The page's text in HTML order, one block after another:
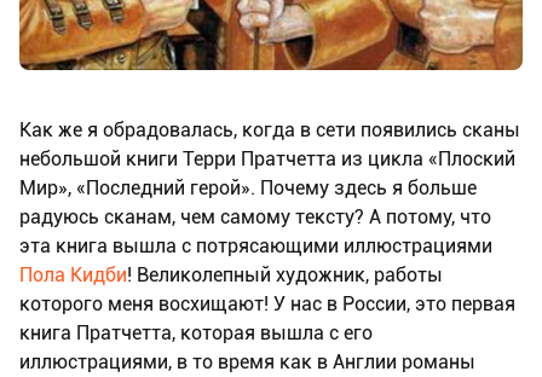
Как же я обрадовалась, когда в сети появились сканы
небольшой книги Терри Пратчетта из цикла «Плоский
Мир», «Последний герой». Почему здесь я больше
радуюсь сканам, чем самому тексту? А потому, что
эта книга вышла с потрясающими иллюстрациями
Пола Кидби! Великолепный художник, работы
которого меня восхищают! У нас в России, это первая
книга Пратчетта, которая вышла с его
иллюстрациями, в то время как в Англии романы